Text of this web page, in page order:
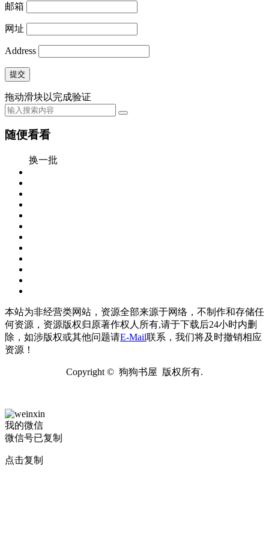
邮箱
网址
Address
提交
拖动滑块以完成验证
随便看看
换一批
本站为非经营类网站，资源全部来源于网络，不制作和存储任
何资源，资源版权归原著作权人所有,请于下载后24小时内删
除，如涉版权或其他问题请E-Mail联系，我们将及时撤销相应
资源！
Copyright © 狗狗书屋 版权所有.
我的微信
微信号已复制
点击复制